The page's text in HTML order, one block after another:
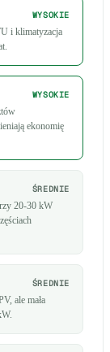
WYSOKIE
i klimatyzacja
WYSOKIE
ekonomię
ŚREDNIE
20-30 kW
ŚREDNIE
ale mała